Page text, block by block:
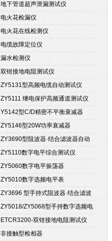
地下管道超声泄漏测试仪
电火花检漏仪
电火花在线检测仪
电缆故障定位仪
漏水检测仪
双钳接地电阻测试仪
ZY5131型高频电缆自动测试仪
ZY5111 继电保护高频通道测试仪
Y5142型C/D精密不平衡衰减器
（50Ω）
ZY5146型20W功率衰减器
ZY3690型阻波器·结合滤波器自动
测试仪
ZY5110数字电平综合测试仪
ZY5060数字电平振荡器
ZY5010数字选频电平表
ZY3696 型手持式阻波器·结合滤波
器自动测试仪
ZY5018/ZY5068型手持数字选频电
平表/电平振荡器
ETCR3200-双钳接地电阻测试仪
非接触型检相器